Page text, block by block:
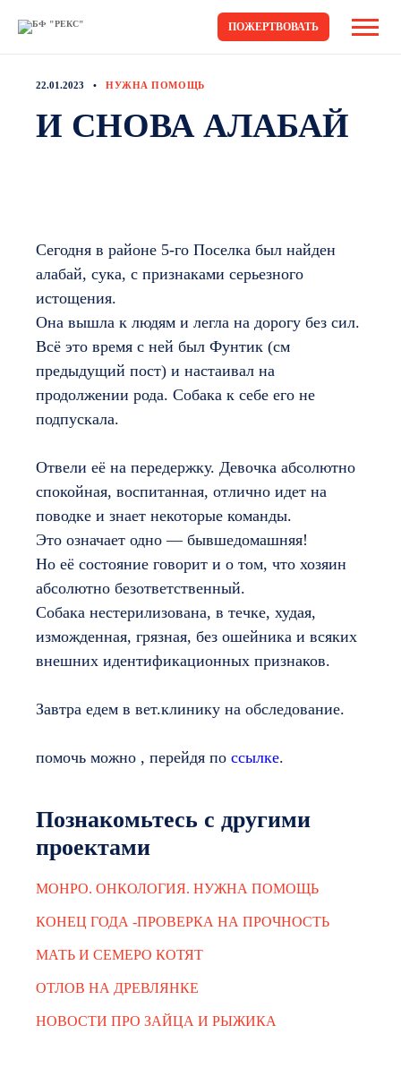
ПОЖЕРТВОВАТЬ
22.01.2023 НУЖНА ПОМОЩЬ
И СНОВА АЛАБАЙ
Сегодня в районе 5-го Поселка был найден
алабай, сука, с признаками серьезного
истощения.
Она вышла к людям и легла на дорогу без сил.
Всё это время с ней был Фунтик (см
предыдущий пост) и настаивал на
продолжении рода. Собака к себе его не
подпускала.
Отвели её на передержку. Девочка абсолютно
спокойная, воспитанная, отлично идет на
поводке и знает некоторые команды.
Это означает одно — бывшедомашняя!
Но её состояние говорит и о том, что хозяин
абсолютно безответственный.
Собака нестерилизована, в течке, худая,
изможденная, грязная, без ошейника и всяких
внешних идентификационных признаков.
Завтра едем в вет.клинику на обследование.
помочь можно , перейдя по ссылке.
Познакомьтесь с другими
проектами
МОНРО. ОНКОЛОГИЯ. НУЖНА ПОМОЩЬ
КОНЕЦ ГОДА -ПРОВЕРКА НА ПРОЧНОСТЬ
МАТЬ И СЕМЕРО КОТЯТ
ОТЛОВ НА ДРЕВЛЯНКЕ
НОВОСТИ ПРО ЗАЙЦА И РЫЖИКА